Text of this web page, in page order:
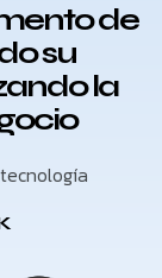
de
su
la